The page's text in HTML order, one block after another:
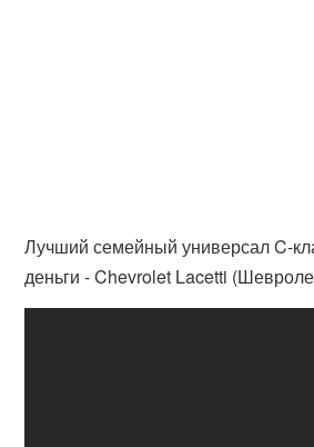
Лучший семейный универсал C-
деньги - Chevrolet Lacetti